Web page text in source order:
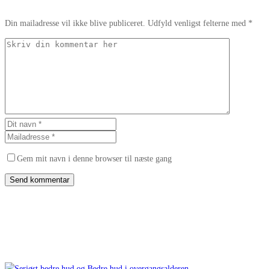
Din mailadresse vil ikke blive publiceret. Udfyld venligst felterne med *
Gem mit navn i denne browser til næste gang